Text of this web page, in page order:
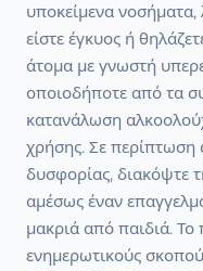
υποκείμενα
είστε έγκυος ή
άτομα με γνωστή
οποιοδήποτε από τα
κατανάλωση
χρήσης. Σε περίπτωση
δυσφορίας, διακόψτε
αμέσως έναν
μακριά από παιδιά. Το
ενημερωτικούς